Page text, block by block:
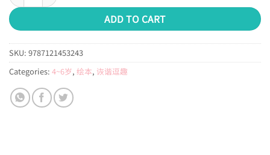
ADD TO CART
SKU: 9787121453243
Categories: 4~6岁, 绘本, 诙谐逗趣